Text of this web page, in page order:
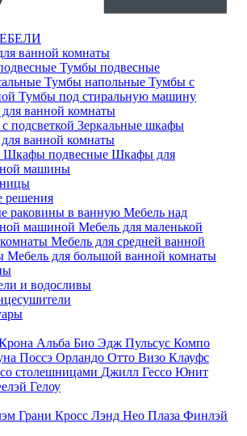
ванной комнаты
Тумбы подвесные
Тумбы напольные Тумбы с
Тумбы под стиральную машину
для ванной комнаты
подсветкой Зеркальные шкафы
ванной комнаты
Шкафы подвесные Шкафы для
машины
решения
раковины в ванную Мебель над
машиной Мебель для маленькой
Мебель для средней ванной
Мебель для большой ванной комнаты
и водосливы
Альба Био Эдж Пульсус Компо
Поссэ Орландо Отто Визо Клауфс
столешницами Джилл Гессо Юнит
Гелоу
Грани Кросс Лэнд Нео Плаза Финлэй